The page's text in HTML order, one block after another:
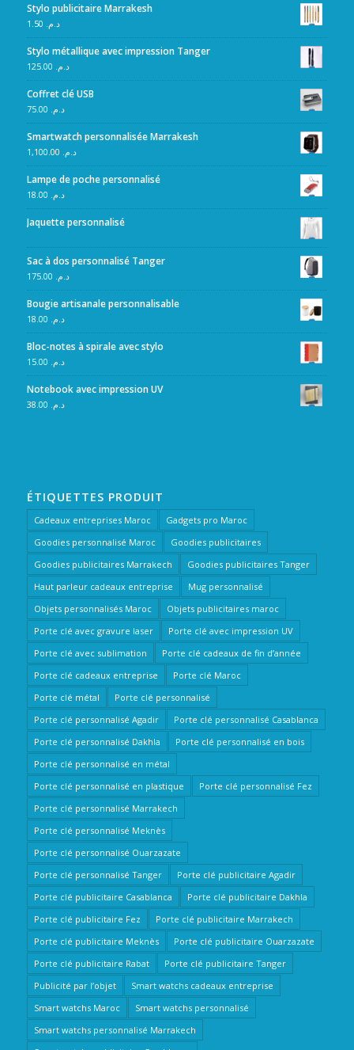
Stylo publicitaire Marrakesh
د.م.
Stylo métallique avec impression Tanger
د.م.
Coffret clé USB
د.م.
Smartwatch personnalisée Marrakesh
د.م.
Lampe de poche personnalisé
د.م.
Jaquette personnalisé
Sac à dos personnalisé Tanger
د.م.
Bougie artisanale personnalisable
د.م.
Bloc-notes à spirale avec stylo
د.م.
Notebook avec impression UV
د.م.
ÉTIQUETTES PRODUIT
Cadeaux entreprises Maroc
Gadgets pro Maroc
Goodies personnalisé Maroc
Goodies publicitaires
Goodies publicitaires Marrakech
Goodies publicitaires Tanger
Haut parleur cadeaux entreprise
Mug personnalisé
Objets personnalisés Maroc
Objets publicitaires maroc
Porte clé avec gravure laser
Porte clé avec impression UV
Porte clé avec sublimation
Porte clé cadeaux de fin d’année
Porte clé cadeaux entreprise
Porte clé Maroc
Porte clé métal
Porte clé personnalisé
Porte clé personnalisé Agadir
Porte clé personnalisé Casablanca
Porte clé personnalisé Dakhla
Porte clé personnalisé en bois
Porte clé personnalisé en métal
Porte clé personnalisé en plastique
Porte clé personnalisé Fez
Porte clé personnalisé Marrakech
Porte clé personnalisé Meknès
Porte clé personnalisé Ouarzazate
Porte clé personnalisé Tanger
Porte clé publicitaire Agadir
Porte clé publicitaire Casablanca
Porte clé publicitaire Dakhla
Porte clé publicitaire Fez
Porte clé publicitaire Marrakech
Porte clé publicitaire Meknès
Porte clé publicitaire Ouarzazate
Porte clé publicitaire Rabat
Porte clé publicitaire Tanger
Publicité par l’objet
Smart watchs cadeaux entreprise
Smart watchs Maroc
Smart watchs personnalisé
Smart watchs personnalisé Marrakech